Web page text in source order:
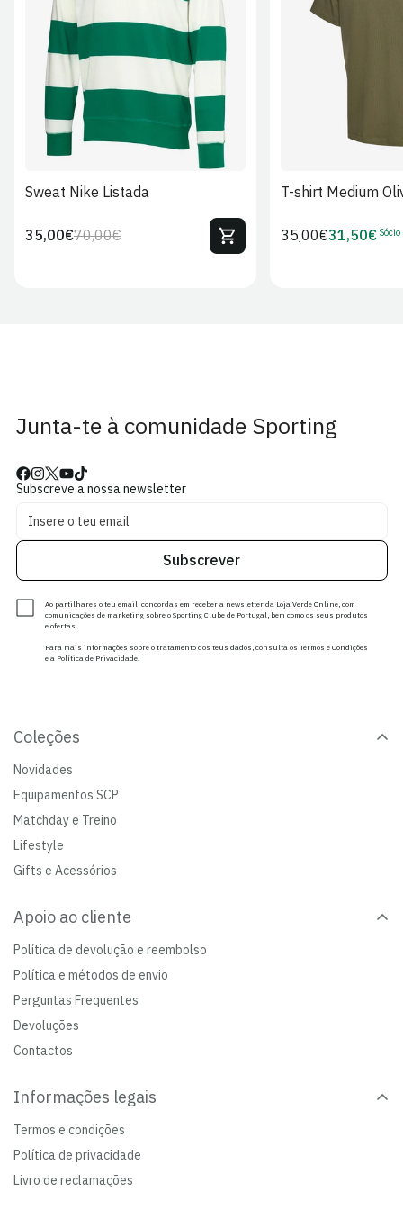
S XL 2XL
Sweat Nike Listada
Preço
70,00€Preço
35,00€
T-shirt Medium
Preço
35,00€Preço
31,50€ Sócio
Junta-te à comunidade Sporting
Subscreve a nossa newsletter
Subscrever
Ao partilhares o teu email, concordas em receber a newsletter da Loja Verde Online, com
comunicações de marketing sobre o Sporting Clube de Portugal, bem como os seus produtos
e ofertas.
Para mais informações sobre o tratamento dos teus dados, consulta os Termos e Condições
e a Política de Privacidade.
Coleções
Novidades
Equipamentos SCP
Matchday e Treino
Lifestyle
Gifts e Acessórios
Apoio ao cliente
Política de devolução e reembolso
Política e métodos de envio
Perguntas Frequentes
Devoluções
Contactos
Informações legais
Termos e condições
Política de privacidade
Livro de reclamações